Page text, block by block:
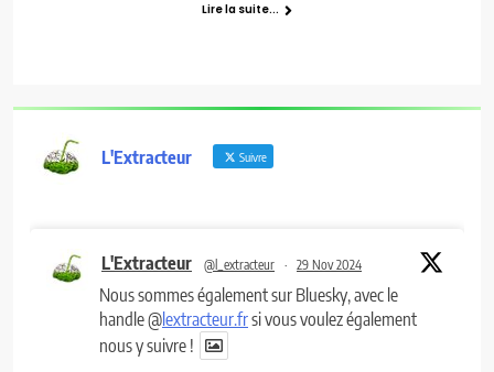
Lire la suite...
L'Extracteur Suivre
L'Extracteur @l_extracteur · 29 Nov 2024
Nous sommes également sur Bluesky, avec le
handle @lextracteur.frsi vous voulez également
nous y suivre !